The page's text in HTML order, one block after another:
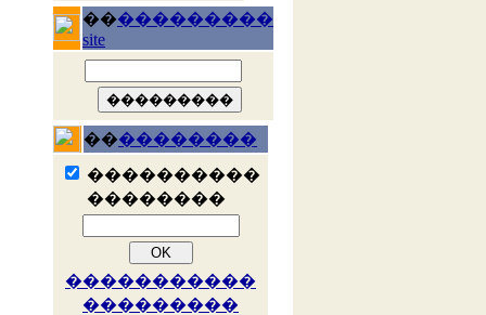
�����������
site
����������
����������
��������
�����������
���������